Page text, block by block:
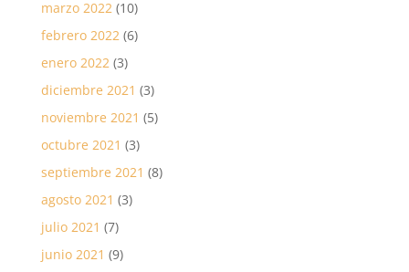
marzo 2022(10)
febrero 2022(6)
enero 2022(3)
diciembre 2021 (3)
noviembre 2021 (5)
octubre 2021 (3)
septiembre 2021 (8)
agosto 2021 (3)
julio 2021 (7)
junio 2021 (9)